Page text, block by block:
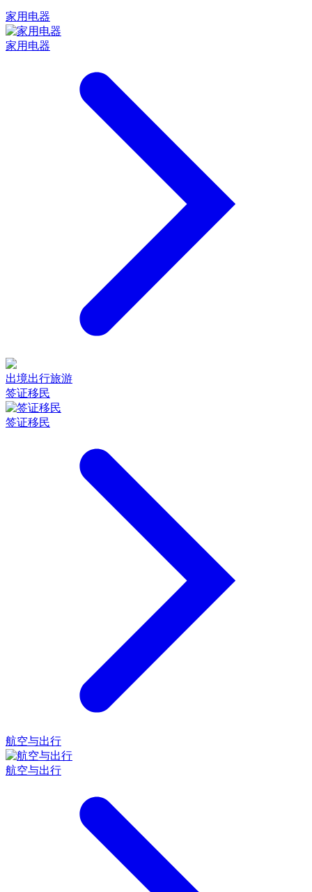
家用电器
家用电器
出境出行旅游
签证移民
签证移民
航空与出行
航空与出行